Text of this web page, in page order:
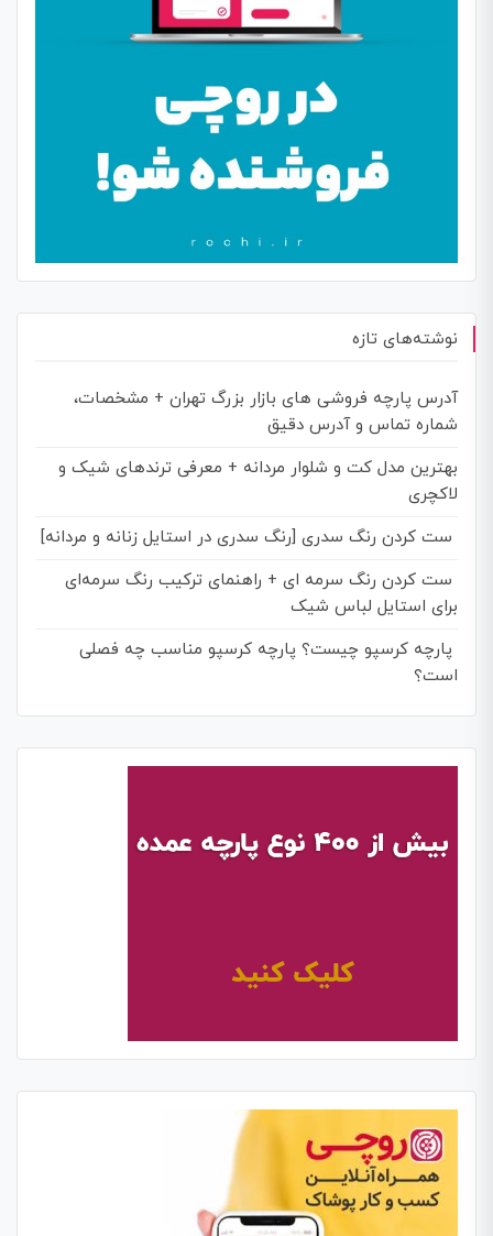
نوشته‌های تازه
آدرس پارچه فروشی های بازار بزرگ تهران + مشخصات،
شماره تماس و آدرس دقیق
بهترین مدل کت و شلوار مردانه + معرفی ترندهای شیک و
لاکچری
ست کردن رنگ سدری [رنگ سدری در استایل زنانه و مردانه]
ست کردن رنگ سرمه‌ ای + راهنمای ترکیب رنگ سرمه‌ای
برای استایل لباس شیک
پارچه کرسپو چیست؟ پارچه کرسپو مناسب چه فصلی
است؟